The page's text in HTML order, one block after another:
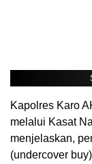
Kapolres Karo
melalui Kasat
menjelaskan,
(undercover